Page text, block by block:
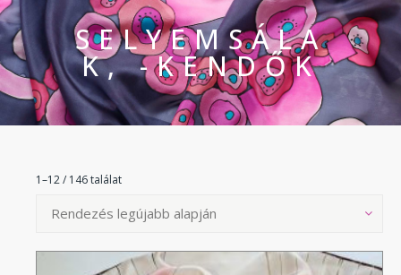
SELYEMSÁLA
K, -KENDŐK
1–12 / 146 találat
Rendezés legújabb alapján